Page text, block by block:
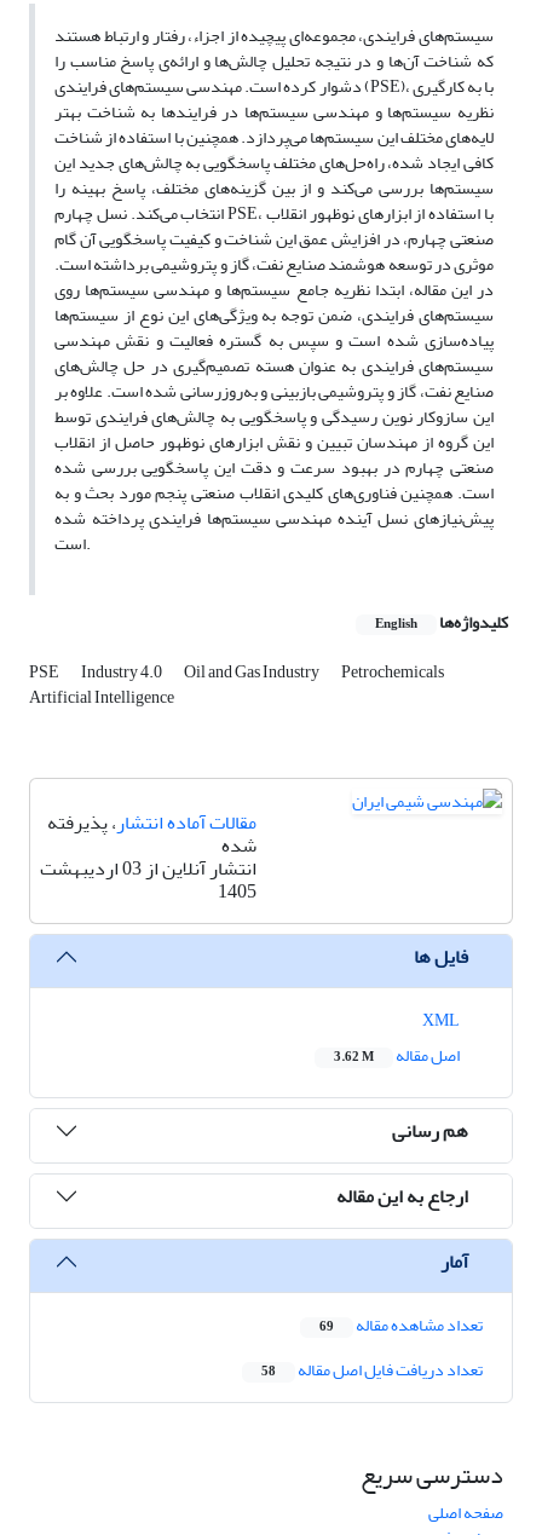
سیستم‌های فرایندی، مجموعه‌ای پیچیده از اجزاء، رفتار و ارتباط هستند
که شناخت آن‌ها و در نتیجه تحلیل چالش‌ها و ارائه‌ی پاسخ مناسب را
دشوار کرده است. مهندسی سیستم‌های فرایندی (PSE)، با به کارگیری
نظریه سیستم‌ها و مهندسی سیستم‌ها در فرایند‌ها به شناخت بهتر
لایه‌های مختلف این سیستم‌ها می‌پردازد. همچنین با استفاده از شناخت
کافی ایجاد شده، راه‌حل‌های مختلف پاسخگویی به چالش‌های جدید این
سیستم‌ها بررسی می‌کند و از بین گزینه‌های مختلف، پاسخ بهینه را
انتخاب می‌کند. نسل چهارم PSE، با استفاده از ابزارهای نوظهور انقلاب
صنعتی چهارم، در افزایش عمق این شناخت و کیفیت پاسخگویی آن گام
موثری در توسعه هوشمند صنایع نفت، گاز و پتروشیمی برداشته است.
در این مقاله، ابتدا نظریه جامع سیستم‌ها و مهندسی سیستم‌ها روی
سیستم‌های فرایندی، ضمن توجه به ویژگی‌های این نوع از سیستم‌ها
پیاده‌سازی شده است و سپس به گستره فعالیت و نقش مهندسی
سیستم‌های فرایندی به عنوان هسته تصمیم‌گیری در حل چالش‌های
صنایع نفت، گاز و پتروشیمی بازبینی و به‌روزرسانی شده است. علاوه بر
این سازوکار نوین رسیدگی و پاسخگویی به چالش‌های فرایندی توسط
این گروه از مهندسان تبیین و نقش ابزارهای نوظهور حاصل از انقلاب
صنعتی چهارم در بهبود سرعت و دقت این پاسخگویی بررسی شده
است. همچنین فناوری‌های کلیدی انقلاب صنعتی پنجم مورد بحث و به
پیش‌نیازهای نسل آینده مهندسی سیستم‌ها فرایندی پرداخته شده
است.
کلیدواژه‌ها English
PSE Industry 4.0 Oil and Gas Industry Petrochemicals
Artificial Intelligence
مقالات آماده انتشار، پذیرفته
شده
انتشار آنلاین از 03 اردیبهشت
1405
فایل ها
اصل مقاله
3.62 M
هم رسانی
ارجاع به این مقاله
آمار
تعداد مشاهده مقاله 69
تعداد دریافت فایل اصل مقاله 58
دسترسی سریع
صفحه اصلی